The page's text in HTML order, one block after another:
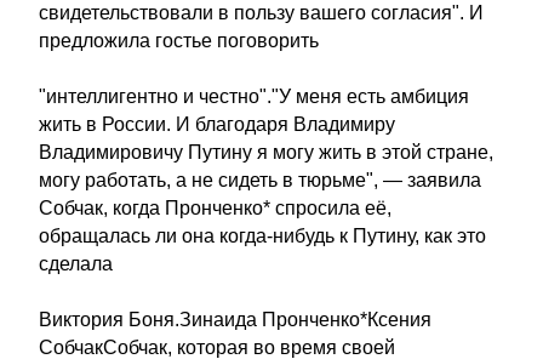
свидетельствовали в пользу вашего согласия". И
предложила гостье поговорить
"интеллигентно и честно"."У меня есть амбиция
жить в России. И благодаря Владимиру
Владимировичу Путину я могу жить в этой стране,
могу работать, а не сидеть в тюрьме", — заявила
Собчак, когда Пронченко* спросила её,
обращалась ли она когда-нибудь к Путину, как это
сделала
Виктория Боня.Зинаида Пронченко*Ксения
СобчакСобчак, которая во время своей